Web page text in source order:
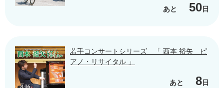
あと 50日
若手コンサートシリーズ 「 西本 裕矢 ピ
アノ・リサイタル 」
あと 8日